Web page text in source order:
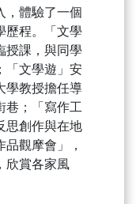
，體驗了一個
歷程。「文學
授課，與同學
「文學遊」安
學教授擔任導
巷；「寫作工
思創作與在地
觀摩會」，
欣賞各家風